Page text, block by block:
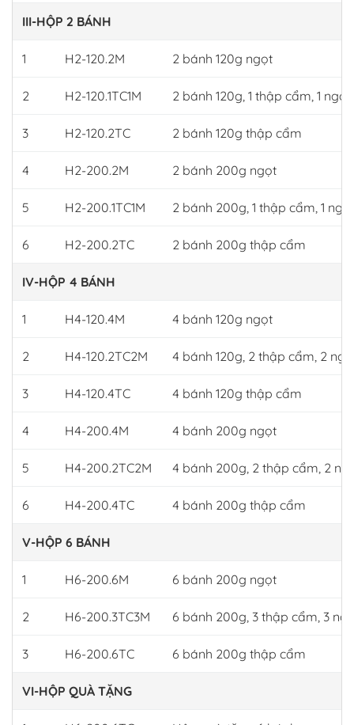
III-HỘP 2 BÁNH
1 H2-120.2M 2 bánh 120g ngọt
2 H2-120.1TC1M 2 bánh 120g, 1 thập cẩm, 1 ngọt
3 H2-120.2TC 2 bánh 120g thập cẩm
4 H2-200.2M 2 bánh 200g ngọt
5 H2-200.1TC1M 2 bánh 200g, 1 thập cẩm, 1 ngọt
6 H2-200.2TC 2 bánh 200g thập cẩm
IV-HỘP 4 BÁNH
1 H4-120.4M 4 bánh 120g ngọt
2 H4-120.2TC2M 4 bánh 120g, 2 thập cẩm, 2
3 H4-120.4TC 4 bánh 120g thập cẩm
4 H4-200.4M 4 bánh 200g ngọt
5 H4-200.2TC2M 4 bánh 200g, 2 thập cẩm, 2
6 H4-200.4TC 4 bánh 200g thập cẩm
V-HỘP 6 BÁNH
1 H6-200.6M 6 bánh 200g ngọt
2 H6-200.3TC3M 6 bánh 200g, 3 thập cẩm, 3
3 H6-200.6TC 6 bánh 200g thập cẩm
VI-HỘP QUÀ TẶNG